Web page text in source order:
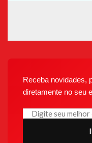
Receba novidades,
diretamente no seu